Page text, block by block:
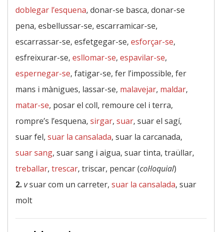
doblegar l’esquena, donar-se basca, donar-se
pena, esbellussar-se, escarramicar-se,
escarrassar-se, esfetgegar-se, esforçar-se,
esfreixurar-se, esllomar-se, espavilar-se,
espernegar-se, fatigar-se, fer l’impossible, fer
mans i mànigues, lassar-se, malavejar, maldar,
matar-se, posar el coll, remoure cel i terra,
rompre’s l’esquena, sirgar, suar, suar el sagí,
suar fel, suar la cansalada, suar la carcanada,
suar sang, suar sang i aigua, suar tinta, traüllar,
treballar, trescar, triscar, pencar (col·loquial)
2.vsuar com un carreter, suar la cansalada, suar
molt